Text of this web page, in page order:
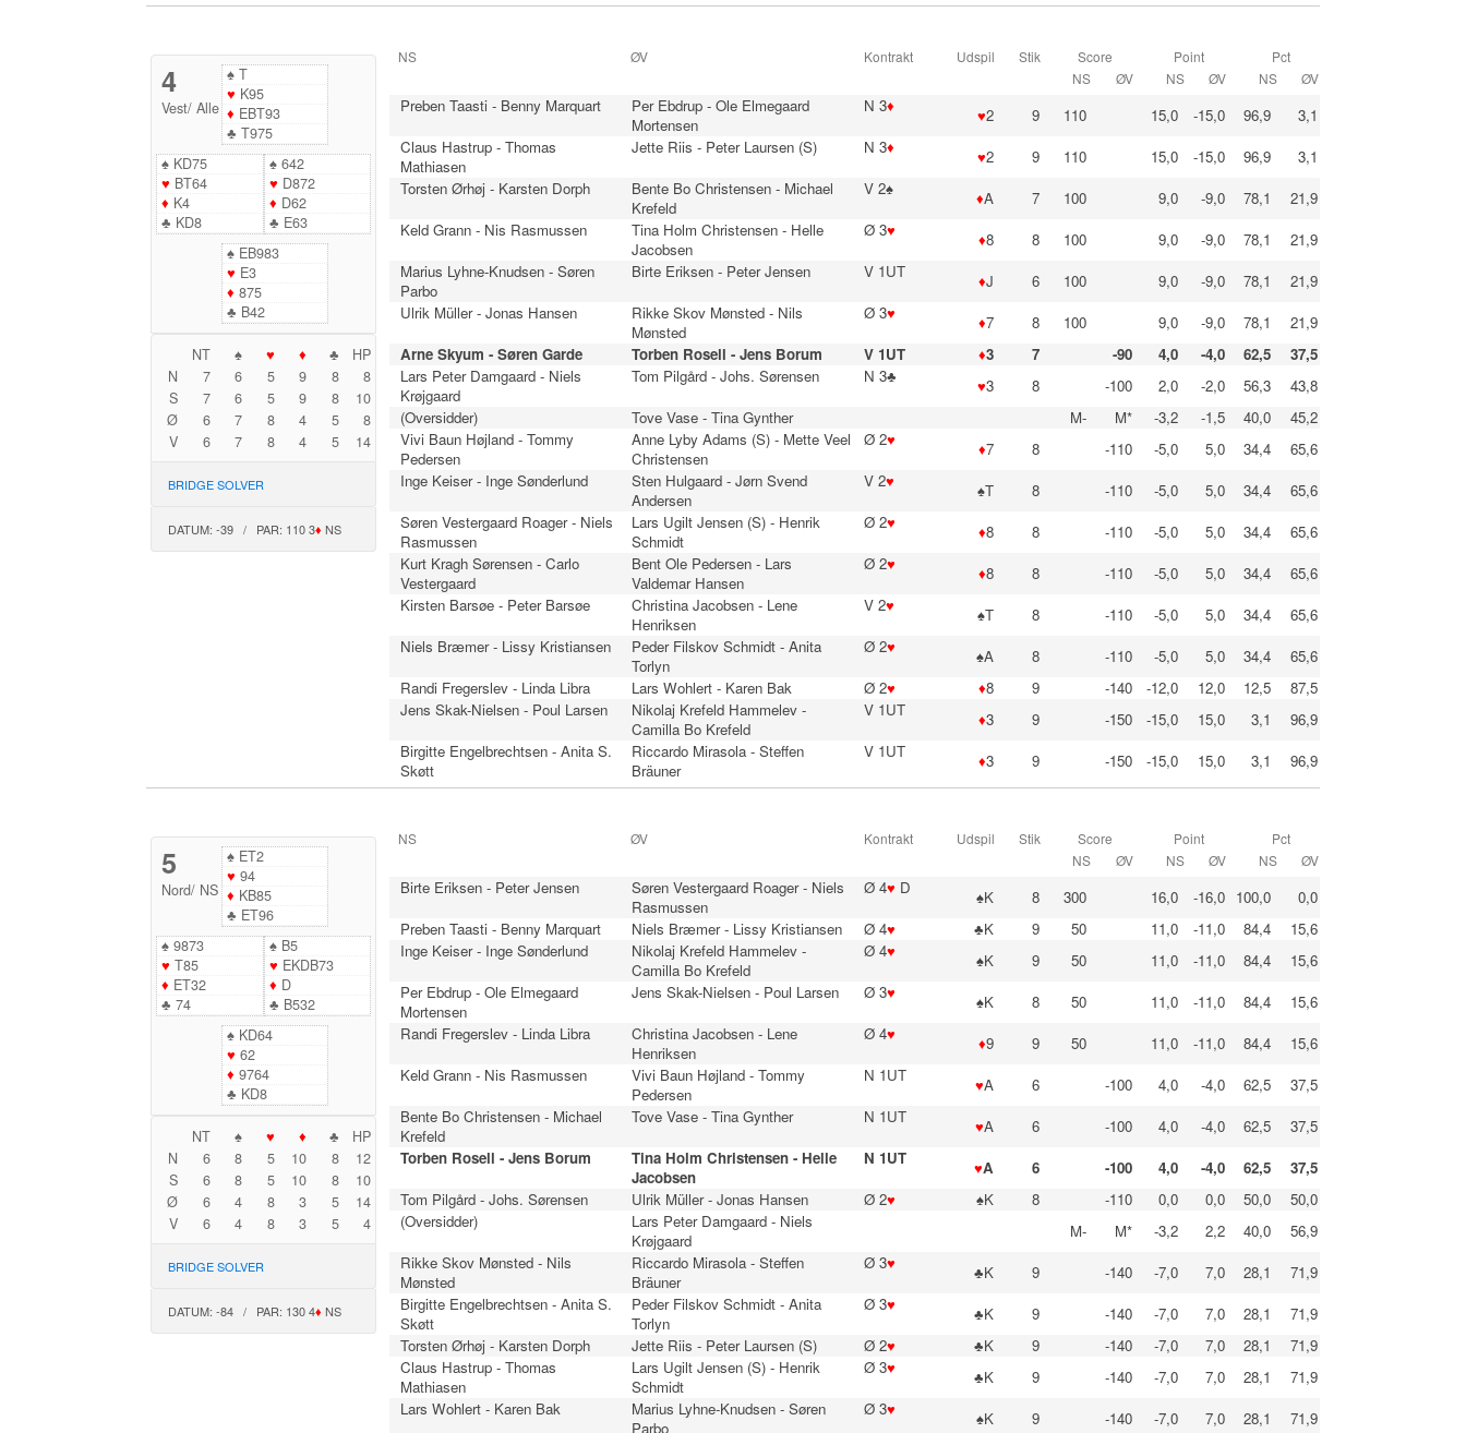
4
Vest/Alle
♠T
♥ K95
♦ EBT93
♣ T975
♠ KD75
♥ BT64
♦ K4
♣ KD8
♠642
♥ D872
♦ D62
♣ E63
♠EB983
♥ E3
♦ 875
♣ B42
NT ♠ ♥ ♦ ♣
HP
N
7 6 5 9 8
8
S
7 6 5 9 8
10
Ø
6 7 8 4 5
8
V
6 7 8 4 5 14
BRIDGE SOLVER
DATUM: -39 / PAR: 110 3♦ NS
NS ØV Kontrakt Udspil Stik
Score
NS
ØV
Point
NS
ØV
Pct
NS
ØV
Preben Taasti - Benny Marquart
Per Ebdrup - Ole Elmegaard
Mortensen
N 3♦ ♥2 9 110 15,0 -15,0 96,9
3,1
Claus Hastrup - Thomas
Mathiasen
Jette Riis - Peter Laursen (S) N 3♦ ♥2 9 110 15,0 -15,0 96,9
3,1
Torsten Ørhøj - Karsten Dorph
Bente Bo Christensen - Michael
Krefeld
V 2♠ ♦A 7 100 9,0 -9,0 78,1
21,9
Keld Grann - Nis Rasmussen
Tina Holm Christensen - Helle
Jacobsen
Ø 3♥ ♦8 8 100 9,0 -9,0 78,1
21,9
Marius Lyhne-Knudsen - Søren
Parbo
Birte Eriksen - Peter Jensen V 1UT ♦J 6 100 9,0 -9,0 78,1
21,9
Ulrik Müller - Jonas Hansen
Rikke Skov Mønsted - Nils
Mønsted
Ø 3♥ ♦7 8 100 9,0 -9,0 78,1
21,9
Arne Skyum - Søren Garde
Torben Rosell - Jens Borum V 1UT ♦3 7 -90 4,0 -4,0 62,5
37,5
Lars Peter Damgaard - Niels
Krøjgaard
Tom Pilgård - Johs. Sørensen N 3♣ ♥3 8 -100 2,0 -2,0 56,3
43,8
(Oversidder)
Tove Vase - Tina Gynther M- M* -3,2 -1,5 40,0
45,2
Vivi Baun Højland - Tommy
Pedersen
Anne Lyby Adams (S) - Mette Veel
Christensen
Ø 2♥ ♦7 8 -110 -5,0 5,0 34,4
65,6
Inge Keiser - Inge Sønderlund
Sten Hulgaard - Jørn Svend
Andersen
V 2♥ ♠T 8 -110 -5,0 5,0 34,4
65,6
Søren Vestergaard Roager - Niels
Rasmussen
Lars Ugilt Jensen (S) - Henrik
Schmidt
Ø 2♥ ♦8 8 -110 -5,0 5,0 34,4
65,6
Kurt Kragh Sørensen - Carlo
Vestergaard
Bent Ole Pedersen - Lars
Valdemar Hansen
Ø 2♥ ♦8 8 -110 -5,0 5,0 34,4
65,6
Kirsten Barsøe - Peter Barsøe
Christina Jacobsen - Lene
Henriksen
V 2♥ ♠T 8 -110 -5,0 5,0 34,4
65,6
Niels Bræmer - Lissy Kristiansen
Peder Filskov Schmidt - Anita
Torlyn
Ø 2♥ ♠A 8 -110 -5,0 5,0 34,4
65,6
Randi Fregerslev - Linda Libra
Lars Wohlert - Karen Bak Ø 2♥ ♦8 9 -140 -12,0 12,0 12,5
87,5
Jens Skak-Nielsen - Poul Larsen
Nikolaj Krefeld Hammelev -
Camilla Bo Krefeld
V 1UT ♦3 9 -150 -15,0 15,0 3,1
96,9
Birgitte Engelbrechtsen - Anita S.
Skøtt
Riccardo Mirasola - Steffen
Bräuner
V 1UT ♦3 9 -150 -15,0 15,0 3,1 96,9
5
Nord/ NS
♠ET2
♥ 94
♦ KB85
♣ ET96
♠ 9873
♥ T85
♦ ET32
♣ 74
♠B5
♥ EKDB73
♦ D
♣ B532
♠KD64
♥ 62
♦ 9764
♣ KD8
NT ♠ ♥ ♦ ♣
HP
N
6 8 5 10 8
12
S
6 8 5 10 8
10
Ø
6 4 8 3 5
14
V
6 4 8 3 5 4
BRIDGE SOLVER
DATUM: -84 / PAR: 130 4♦ NS
NS ØV Kontrakt Udspil Stik
Score
NS
ØV
Point
NS
ØV
Pct
NS
ØV
Birte Eriksen - Peter Jensen
Søren Vestergaard Roager - Niels
Rasmussen
Ø 4♥ D ♠K 8 300 16,0 -16,0 100,0
0,0
Preben Taasti - Benny Marquart
Niels Bræmer - Lissy Kristiansen Ø 4♥ ♣K 9 50 11,0 -11,0 84,4
15,6
Inge Keiser - Inge Sønderlund
Nikolaj Krefeld Hammelev -
Camilla Bo Krefeld
Ø 4♥ ♠K 9 50 11,0 -11,0 84,4
15,6
Per Ebdrup - Ole Elmegaard
Mortensen
Jens Skak-Nielsen - Poul Larsen Ø 3♥ ♠K 8 50 11,0 -11,0 84,4
15,6
Randi Fregerslev - Linda Libra
Christina Jacobsen - Lene
Henriksen
Ø 4♥ ♦9 9 50 11,0 -11,0 84,4
15,6
Keld Grann - Nis Rasmussen
Vivi Baun Højland - Tommy
Pedersen
N 1UT ♥A 6 -100 4,0 -4,0 62,5
37,5
Bente Bo Christensen - Michael
Krefeld
Tove Vase - Tina Gynther N 1UT ♥A 6 -100 4,0 -4,0 62,5
37,5
Torben Rosell - Jens Borum
Tina Holm Christensen - Helle
Jacobsen
N 1UT ♥A 6 -100 4,0 -4,0 62,5
37,5
Tom Pilgård - Johs. Sørensen
Ulrik Müller - Jonas Hansen Ø 2♥ ♠K 8 -110 0,0 0,0 50,0
50,0
(Oversidder)
Lars Peter Damgaard - Niels
Krøjgaard
M- M* -3,2 2,2 40,0
56,9
Rikke Skov Mønsted - Nils
Mønsted
Riccardo Mirasola - Steffen
Bräuner
Ø 3♥ ♣K 9 -140 -7,0 7,0 28,1
71,9
Birgitte Engelbrechtsen - Anita S.
Skøtt
Peder Filskov Schmidt - Anita
Torlyn
Ø 3♥ ♣K 9 -140 -7,0 7,0 28,1
71,9
Torsten Ørhøj - Karsten Dorph
Jette Riis - Peter Laursen (S) Ø 2♥ ♣K 9 -140 -7,0 7,0 28,1
71,9
Claus Hastrup - Thomas
Mathiasen
Lars Ugilt Jensen (S) - Henrik
Schmidt
Ø 3♥ ♣K 9 -140 -7,0 7,0 28,1
71,9
Lars Wohlert - Karen Bak
Marius Lyhne-Knudsen - Søren
Parbo
Ø 3♥ ♠K 9 -140 -7,0 7,0 28,1 71,9